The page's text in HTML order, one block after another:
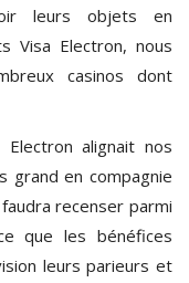
leurs objets en
Visa Electron, nous
casinos dont
alignait nos
grand en compagnie
recenser parmi
que les bénéfices
leurs parieurs et